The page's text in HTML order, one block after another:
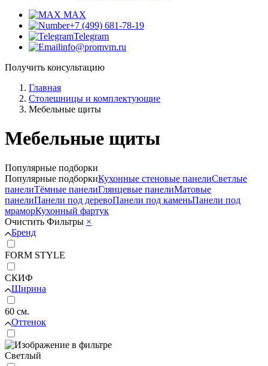
MAX
+7 (499) 681-78-19
Telegram
info@promvm.ru
Получить консультацию
Главная
Столешницы и комплектующие
Мебельные щиты
Мебельные щиты
Популярные подборки
Популярные подборкиКухонные стеновые панелиСветлые
панелиТёмные панелиГлянцевые панелиМатовые
панелиПанели под деревоПанели под каменьПанели под
мраморКухонный фартук
Очистить Фильтры ×
Бренд
FORM STYLE
СКИФ
Ширина
60 cм.
Оттенок
Светлый